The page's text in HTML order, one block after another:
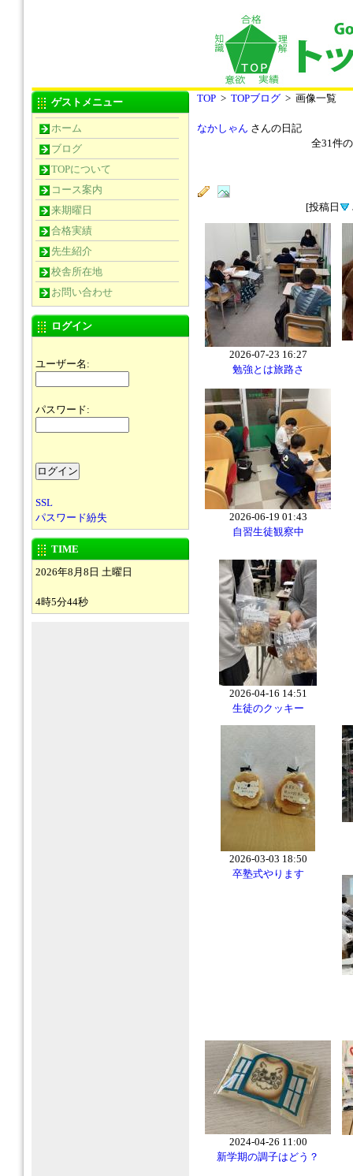
ゲストメニュー
ホーム
ブログ
TOPについて
コース案内
来期曜日
合格実績
先生紹介
校舎所在地
お問い合わせ
ログイン
ユーザー名:
パスワード:
SSL
パスワード紛失
TIME
2026年8月8日 土曜日
4時5分44秒
TOP > TOPブログ > 画像一覧
なかしゃん さんの日記
全31件
[投稿日
2026-07-23 16:27
勉強とは旅路さ
2026-06-19 01:43
自習生徒観察中
2026-04-16 14:51
生徒のクッキー
2026-03-03 18:50
卒塾式やります
2024-04-26 11:00
新学期の調子はどう？